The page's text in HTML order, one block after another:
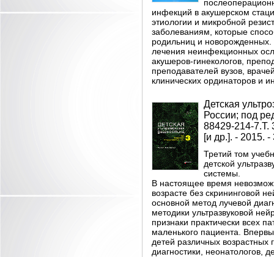
инфекций в акушерском
этиологии и микробной
заболеваниям, которые
родильниц и
лечения неинфекционных
акушеров-гинекологов,
преподавателей вузов,
клинических ординаторов и
Детская
России; под
88429-214-
[и др.]. - 2015. -
Третий том
детской
системы.
В настоящее время
возрасте без скрининговой
основной метод лучевой
методики ультразвуковой
признаки практически всех
маленького пациента.
детей различных возрастных
диагностики, неонатологов,